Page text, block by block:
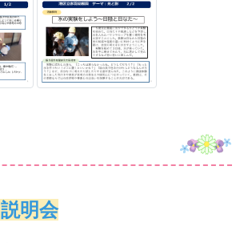
明会